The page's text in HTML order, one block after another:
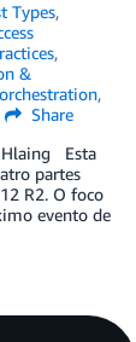
Types,
,
&
,
Share
Hlaing Esta
partes
R2. O foco
evento de